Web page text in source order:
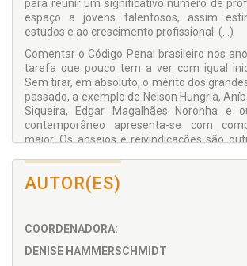
para reunir um significativo número de
espaço a jovens talentosos, assim
estudos e ao crescimento profissional. (...)
Comentar o Código Penal brasileiro nos
tarefa que pouco tem a ver com igual
Sem tirar, em absoluto, o mérito dos
passado, a exemplo de Nelson Hungria,
Siqueira, Edgar Magalhães Noronha e
contemporâneo apresenta-se com
maior. Os anseios e reivindicações são
ocupar espaços profissionais, a família,
sofreram mudanças. (...)
dispositivos penais novos e adequados
dificilmente se encontrará alguém
AUTOR(ES)
COORDENADORA:
DENISE HAMMERSCHMIDT